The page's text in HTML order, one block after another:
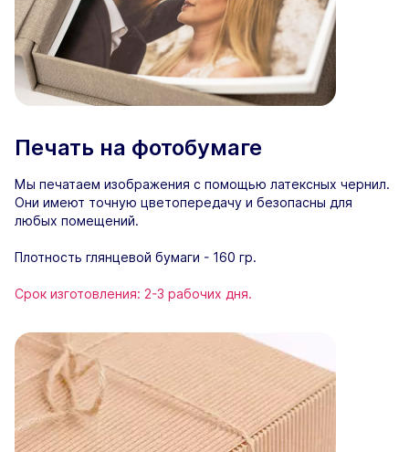
Печать на фотобумаге
Мы печатаем изображения с помощью латексных чернил.
Они имеют точную цветопередачу и безопасны для
любых помещений.
Плотность глянцевой бумаги - 160 гр.
Срок изготовления: 2-3 рабочих дня.